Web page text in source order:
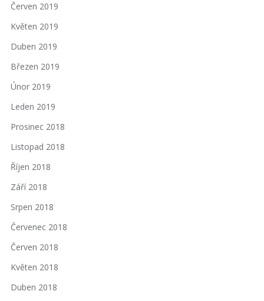
Červen 2019
Květen 2019
Duben 2019
Březen 2019
Únor 2019
Leden 2019
Prosinec 2018
Listopad 2018
Říjen 2018
Září 2018
Srpen 2018
Červenec 2018
Červen 2018
Květen 2018
Duben 2018